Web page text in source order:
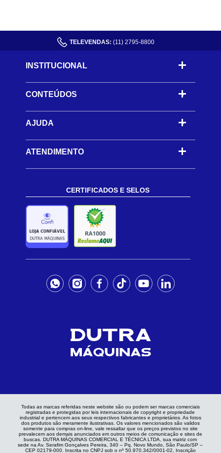
TELEVENDAS: (11) 2795-8800
INSTITUCIONAL
CONTEÚDOS -
AJUDA -
ATENDIMENTO
CERTIFICADOS E SELOS
Todas as marcas referidas neste website são ou podem ser marcas comerciais
registradas e protegidas por leis internacionais de copyright e propriedade
industrial e pertencem aos seus respectivos fabricantes e proprietários. As fotos
dos produtos são meramente ilustrativas. Os valores mencionados são validos
somente para compras on-line, vale ressaltar que os preços previstos no site
prevalecem aos demais anunciados em outros meios de comunicação e sites de
buscas. DUTRA MÁQUINAS COMERCIAL E TÉCNICA LTDA, sua matriz com
sede na Av. Serafim Gonçalves Pereira, 340 – Pq. Novo Mundo, São Paulo/SP –
CEP 02179-000. Inscrita no CNPJ sob o nº 50.970.342/0001-02, Inscrição